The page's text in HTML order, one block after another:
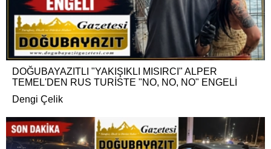
DOĞUBAYAZITLI "YAKIŞIKLI MISIRCI" ALPER
TEMEL'DEN RUS TURİSTE "NO, NO, NO" ENGELİ
Dengi Çelik